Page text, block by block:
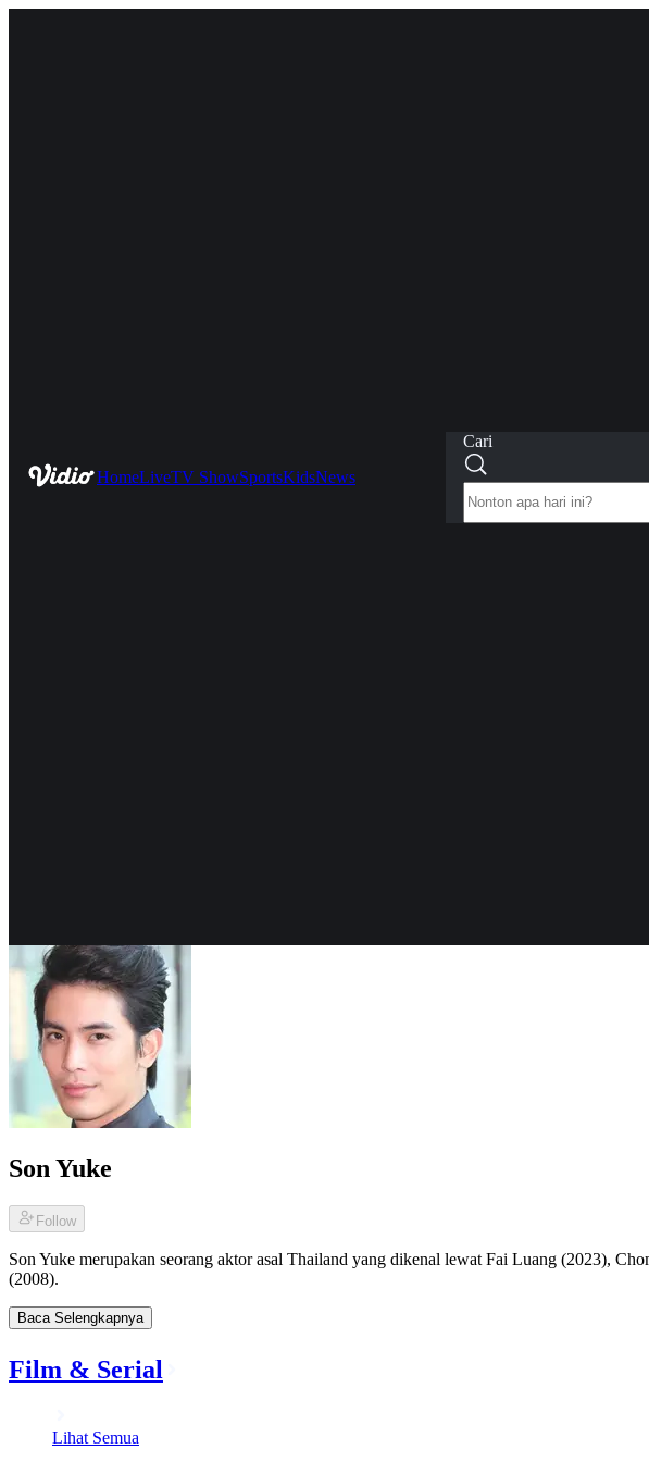
HomeLiveTV ShowSportsKidsNews
Cari
Son Yuke
Follow
Son Yuke merupakan seorang aktor asal Thailand yang dikenal lewat Fai Luang (2023),
(2008).
Baca Selengkapnya
Film & Serial
Lihat Semua